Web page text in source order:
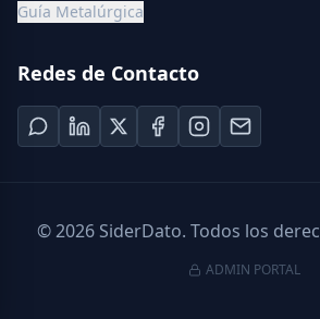
Guía Metalúrgica
Redes de Contacto
©2026SiderDato. Todos los
ADMIN PORTAL